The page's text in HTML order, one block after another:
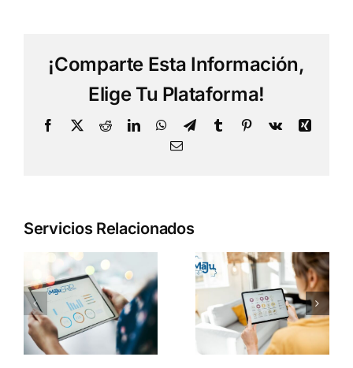
¡Comparte Esta Información,
Elige Tu Plataforma!
Facebook
X RedditLinkedInWhatsApp
TelegramTumblr Pinterest
Vk
Xing
Correo
Servicios Relacionados
Monitoreo
Y
Acompañamiento
Modelos
De Studios
Webcam